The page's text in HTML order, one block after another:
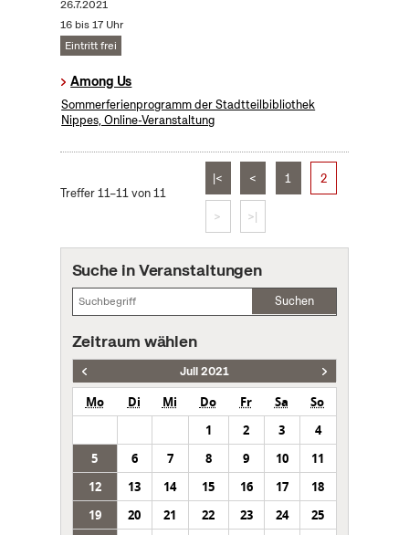
26.7.2021
16 bis 17 Uhr
Eintritt frei
Among Us
Sommerferienprogramm der Stadtteilbibliothek
Nippes, Online-Veranstaltung
Treffer 11–11 von 11
|< < 1 2
> >|
Suche in Veranstaltungen
Suchen
Zeitraum wählen
Juli 2021
Mo Di Mi Do Fr Sa
So
1
2 3
4
5
6 7 8 9 10
11
12
13 14 15 16 17
18
19
20 21 22 23 24
25